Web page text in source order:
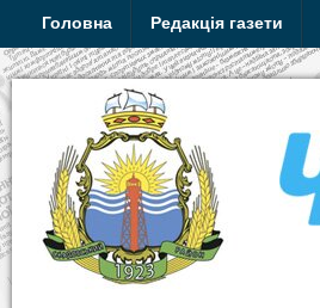
Головна Редакція газети